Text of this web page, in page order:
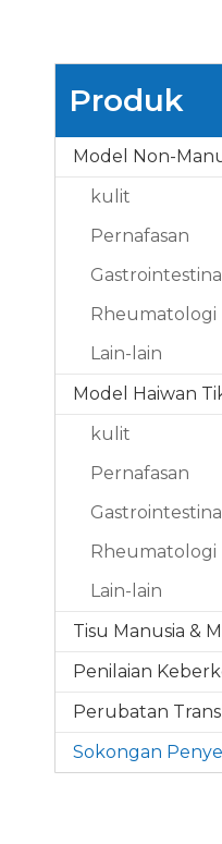
Produk
kulit
Pernafasan
Gastrointestinal
Rheumatologi
Lain-lain
Model Haiwan
kulit
Pernafasan
Gastrointestinal
Rheumatologi
Lain-lain
Tisu Manusia &
Sokongan